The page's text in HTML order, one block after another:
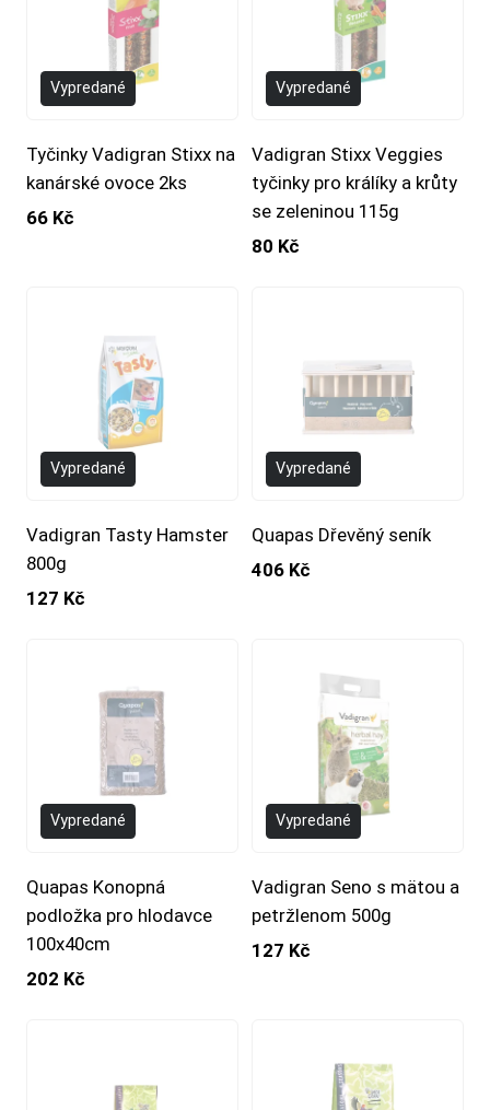
Vypredané
Tyčinky Vadigran Stixx na
kanárské ovoce 2ks
66 Kč
Vypredané
Vadigran Stixx Veggies
tyčinky pro králíky a krůty
se zeleninou 115g
80 Kč
Vypredané
Vadigran Tasty Hamster
800g
127 Kč
Vypredané
Quapas Dřevěný seník
406 Kč
Vypredané
Quapas Konopná
podložka pro hlodavce
100x40cm
202 Kč
Vypredané
Vadigran Seno s mätou a
petržlenom 500g
127 Kč